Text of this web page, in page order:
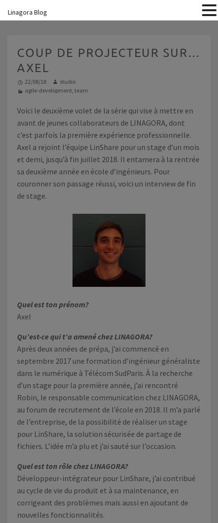
COUP DE PROJECTEUR SUR…
AXEL
22/08/18
studio
agile-development, team
Voici le deuxième volet de la série qui vise à mettre en
avant de jeunes collaborateurs de LINAGORA, dont
c’est parfois la première expérience professionnelle.
Axel a rejoint l’équipe LinShare pour un stage d’un mois
et demi, jusqu’à fin juillet 2018. Il entamera à la rentrée
sa deuxième année en école d’ingénieurs. Pour
couronner son passage réussi, voici un interview de fin
de stage.
Quel est ton prénom?
Axel
Qu’est-ce qui t’a amené chez LINAGORA?
Après deux années de prépa, j’ai commencé en
septembre 2017 une formation d’ingénieur généraliste
dans le numérique à Télécom SudParis. À la recherche
d’un stage pour la première année, j’ai rencontré
Robin, le responsable communication chez LINAGORA,
au forum de recrutement de l’école en 2018. Il m’a parlé
de l’entreprise, de la possibilité de réaliser un stage
pour LinShare, la solution sécurisée de partage de
fichiers. L’idée m’a plu et j’ai sauté sur l’occasion.
Quel est ton rôle chez LINAGORA?
Développeur-intégrateur pour LinShare, j’ai contribué
au cycle de vie du produit et à sa maintenance, en
corrigeant des problèmes mais aussi en ajoutant de
nouvelles fonctionnalités.
Linagora Blog